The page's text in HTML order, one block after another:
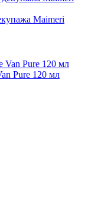
Maimeri
Pure 120 мл